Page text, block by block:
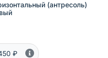
(антресоль)
₽